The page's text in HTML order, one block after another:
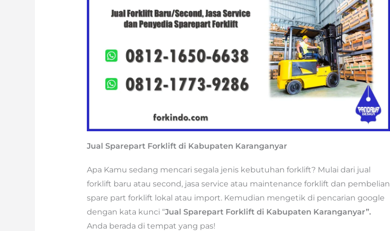
Jual Sparepart Forklift di Kabupaten Karanganyar
Apa Kamu sedang mencari segala jenis kebutuhan forklift? Mulai dari jual
forklift baru atau second, jasa service atau maintenance forklift dan pembelian
spare part forklift lokal atau import. Kemudian mengetik di pencarian google
dengan kata kunci “Jual Sparepart Forklift di Kabupaten Karanganyar”.
Anda berada di tempat yang pas!